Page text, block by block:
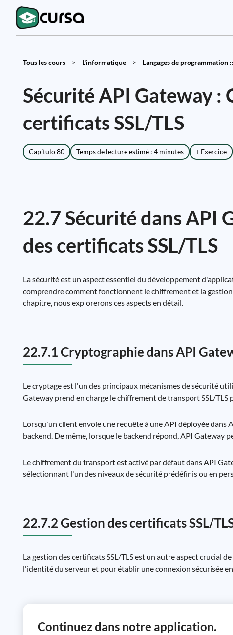
Tous les cours > L'informatique > Langages de programmation ::
Sécurité API Gateway
certificats SSL/TLS
Capítulo 80 Temps de lecture estimé : 4 minutes + Exercice
22.7 Sécurité dans API
des certificats SSL/TLS
La sécurité est un aspect essentiel du développement
comprendre comment fonctionnent le chiffrement et la
chapitre, nous explorerons ces aspects en détail.
22.7.1 Cryptographie dans API
Le cryptage est l'un des principaux mécanismes de sécurité
Gateway prend en charge le chiffrement de transport SSL/
Lorsqu'un client envoie une requête à une API déployée dans
backend. De même, lorsque le backend répond, API Gateway
Le chiffrement du transport est activé par défaut dans API
sélectionnant l'un des niveaux de sécurité prédéfinis ou en
22.7.2 Gestion des certificats SSL/
La gestion des certificats SSL/TLS est un autre aspect crucial
l'identité du serveur et pour établir une connexion sécurisée
Continuez dans notre application.